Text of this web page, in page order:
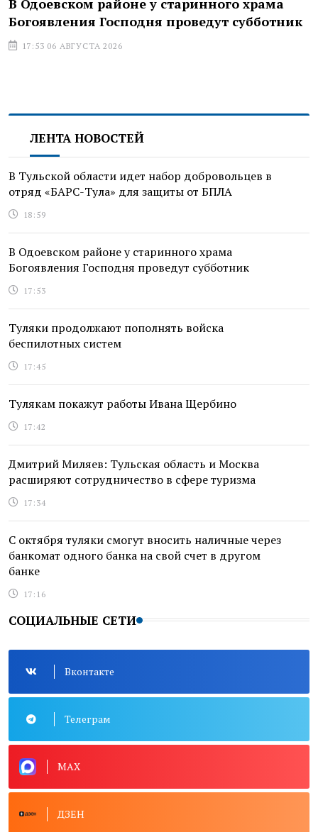
Богоявления Господня проведут субботник
17:53 06 АВГУСТА 2026
ЛЕНТА НОВОСТЕЙ
В Тульской области идет набор добровольцев в
отряд «БАРС-Тула» для защиты от БПЛА
18:59
В Одоевском районе у старинного храма
Богоявления Господня проведут субботник
17:53
Туляки продолжают пополнять войска
беспилотных систем
17:45
Тулякам покажут работы Ивана Щербино
17:42
Дмитрий Миляев: Тульская область и Москва
расширяют сотрудничество в сфере туризма
17:34
С октября туляки смогут вносить наличные через
банкомат одного банка на свой счет в другом
банке
17:16
СОЦИАЛЬНЫЕ СЕТИ
Вконтакте
Телеграм
MAX
ДЗЕН